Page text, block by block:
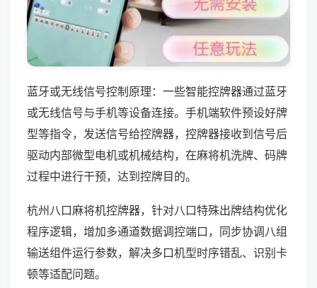
蓝牙或无线信号控制原理：一些智能控牌器通过蓝牙
或无线信号与手机等设备连接。手机端软件预设好牌
型等指令，发送信号给控牌器，控牌器接收到信号后
驱动内部微型电机或机械结构，在麻将机洗牌、码牌
过程中进行干预，达到控牌目的。
杭州八口麻将机控牌器，针对八口特殊出牌结构优化
程序逻辑，增加多通道数据调控端口，同步协调八组
输送组件运行参数，解决多口机型时序错乱、识别卡
顿等适配问题。